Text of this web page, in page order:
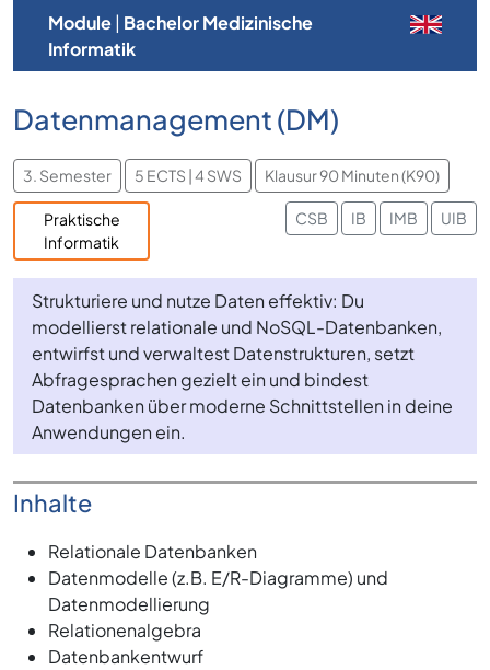
Module| Bachelor Medizinische
Informatik
Datenmanagement (DM)
3. Semester 5 ECTS | 4 SWS Klausur 90 Minuten (K90)
Praktische
Informatik
CSB IB IMB UIB
Strukturiere und nutze Daten effektiv: Du
modellierst relationale und NoSQL-Datenbanken,
entwirfst und verwaltest Datenstrukturen, setzt
Abfragesprachen gezielt ein und bindest
Datenbanken über moderne Schnittstellen in deine
Anwendungen ein.
Inhalte
Relationale Datenbanken
Datenmodelle (z.B. E/R-Diagramme) und
Datenmodellierung
Relationenalgebra
Datenbankentwurf